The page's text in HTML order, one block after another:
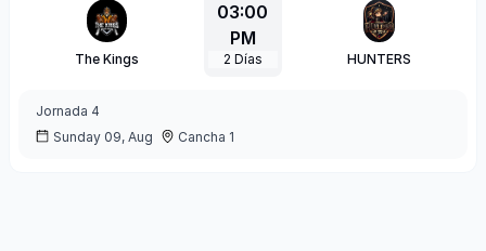
The Kings
03:00
PM
2 Días HUNTERS
Jornada 4
Sunday 09, Aug
Cancha 1